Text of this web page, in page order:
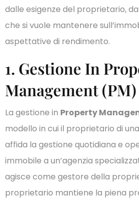
dalle esigenze del proprietario,
che si vuole mantenere
aspettative di rendimento.
1. Gestione In
Management (PM)
La gestione in Property
modello in cui il proprietario di
affida la gestione quotidiana e
immobile a un’agenzia
agisce come gestore della
proprietario mantiene la piena